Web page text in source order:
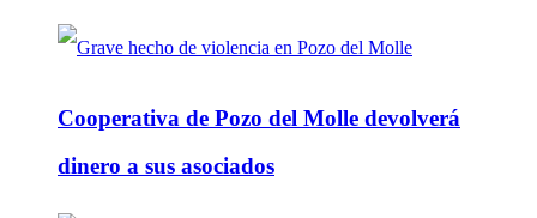
Cooperativa de Pozo del Molle devolverá
dinero a sus asociados